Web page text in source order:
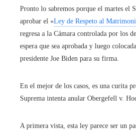
Pronto lo sabremos porque el martes el
aprobar el «Ley de Respeto al
regresa a la Cámara controlada por los
espera que sea aprobada y luego
presidente Joe Biden para su firma.
En el mejor de los casos, es una curita
Suprema intenta anular Obergefell v.
A primera vista, esta ley parece ser un